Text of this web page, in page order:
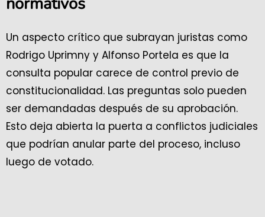
Un aspecto crítico que subrayan juristas como
Rodrigo Uprimny y Alfonso Portela es que la
consulta popular carece de control previo de
constitucionalidad. Las preguntas solo pueden
ser demandadas después de su aprobación.
Esto deja abierta la puerta a conflictos judiciales
que podrían anular parte del proceso, incluso
luego de votado.